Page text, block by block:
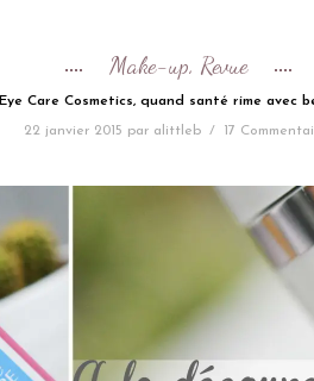
Make-up, Revue
Eye Care Cosmetics, quand santé rime avec
22 janvier 2015 par alittleb / 17